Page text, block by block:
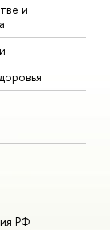
и
РФ